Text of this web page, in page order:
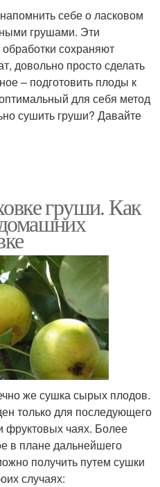
себе о ласковом
грушами. Эти
сохраняют
довольно просто сделать
– подготовить плоды к
для себя метод
сушить груши? Давайте
груши. Как
же сушка сырых плодов.
только для последующего
фруктовых чаях. Более
в плане дальнейшего
получить путем сушки
случаях: